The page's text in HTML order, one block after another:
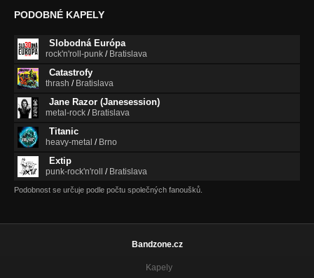
PODOBNÉ KAPELY
Slobodná Európa
rock'n'roll-punk / Bratislava
Catastrofy
thrash / Bratislava
Jane Razor (Janesession)
metal-rock / Bratislava
Titanic
heavy-metal / Brno
Extip
punk-rock'n'roll / Bratislava
Podobnost se určuje podle počtu společných fanoušků.
Bandzone.cz
Kapely